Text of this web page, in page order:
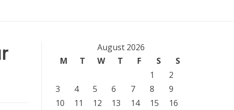
August 2026
M
T W T F S
S
1
2
3
4 5 6 7 8
9
10
11 12 13 14 15
16